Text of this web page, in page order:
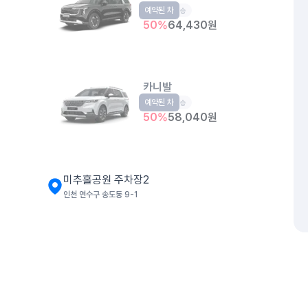
RV 9인승
50%64,430원
예약된 차
카니발
RV 9인승
50%58,040원
예약된 차
미추홀공원 주차장2
인천 연수구 송도동 9-1